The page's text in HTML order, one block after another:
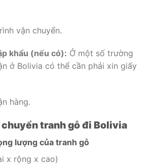
vận chuyển.
khẩu (nếu có): Ở một số trường
ở Bolivia có thể cần phải xin giấy
hàng.
tranh gỗ đi Bolivia
lượng của tranh gỗ
x rộng x cao)